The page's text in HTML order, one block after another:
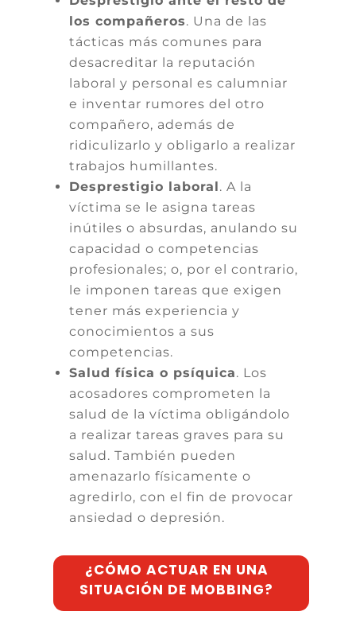
los compañeros. Una de las
tácticas más comunes para
desacreditar la reputación
laboral y personal es calumniar
e inventar rumores del otro
compañero, además de
ridiculizarlo y obligarlo a realizar
trabajos humillantes.
Desprestigio laboral. A la
víctima se le asigna tareas
inútiles o absurdas, anulando su
capacidad o competencias
profesionales; o, por el contrario,
le imponen tareas que exigen
tener más experiencia y
conocimientos a sus
competencias.
Salud física o psíquica. Los
acosadores comprometen la
salud de la víctima obligándolo
a realizar tareas graves para su
salud. También pueden
amenazarlo físicamente o
agredirlo, con el fin de provocar
ansiedad o depresión.
¿CÓMO ACTUAR EN UNA
SITUACIÓN DE MOBBING?